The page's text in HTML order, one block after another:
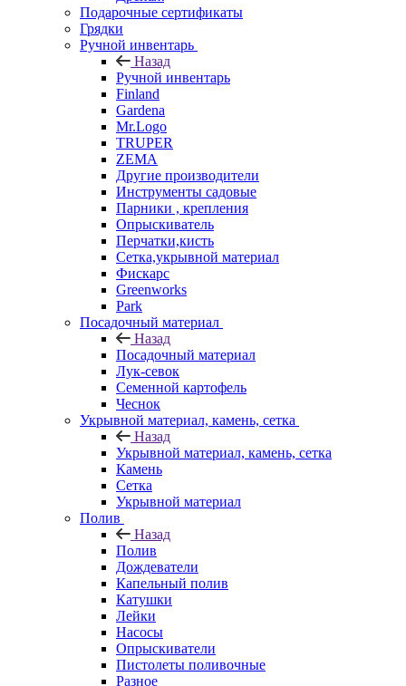
Подарочные сертификаты
Грядки
Ручной инвентарь
Назад
Ручной инвентарь
Finland
Gardena
Mr.Logo
TRUPER
ZEMA
Другие производители
Инструменты садовые
Парники , крепления
Опрыскиватель
Перчатки,кисть
Сетка,укрывной материал
Фискарс
Greenworks
Park
Посадочный материал
Назад
Посадочный материал
Лук-севок
Семенной картофель
Чеснок
Укрывной материал, камень, сетка
Назад
Укрывной материал, камень, сетка
Камень
Сетка
Укрывной материал
Полив
Назад
Полив
Дождеватели
Капельный полив
Катушки
Лейки
Насосы
Опрыскиватели
Пистолеты поливочные
Разное